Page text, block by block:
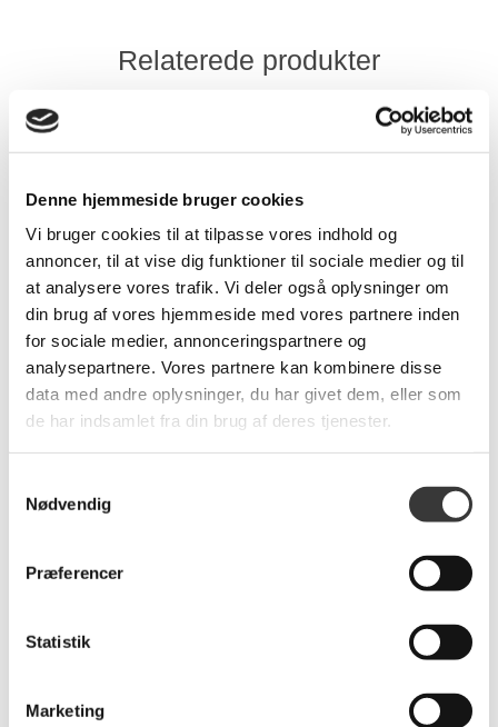
Denne hjemmeside bruger cookies
Vi bruger cookies til at tilpasse vores indhold og
annoncer, til at vise dig funktioner til sociale medier og til
at analysere vores trafik. Vi deler også oplysninger om
din brug af vores hjemmeside med vores partnere inden
for sociale medier, annonceringspartnere og
analysepartnere. Vores partnere kan kombinere disse
data med andre oplysninger, du har givet dem, eller som
de har indsamlet fra din brug af deres tjenester.
Nødvendig
Præferencer
Statistik
Marketing
Relaterede produkter
Påskeæg, Small
69,00 DKK
Peters Jul ophæng i
metal, 4 stk
229,00 DKK
Lam metal ophæng
Maileg Easter Bunny,